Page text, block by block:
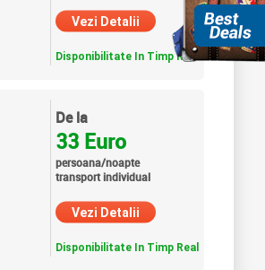
Vezi Detalii
Disponibilitate In Timp Real
De la
33 Euro
persoana/noapte
transport individual
Vezi Detalii
Disponibilitate In Timp Real